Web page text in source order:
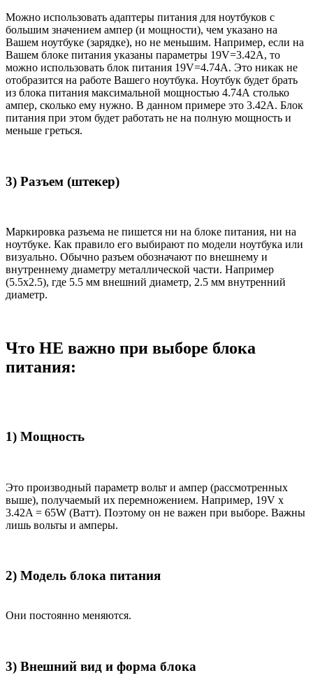
Можно использовать адаптеры питания для ноутбуков с
большим значением ампер (и мощности), чем указано на
Вашем ноутбуке (зарядке), но не меньшим. Например, если на
Вашем блоке питания указаны параметры 19V=3.42A, то
можно использовать блок питания 19V=4.74A. Это никак не
отобразится на работе Вашего ноутбука. Ноутбук будет брать
из блока питания максимальной мощностью 4.74А столько
ампер, сколько ему нужно. В данном примере это 3.42А. Блок
питания при этом будет работать не на полную мощность и
меньше греться.
3) Разъем (штекер)
Маркировка разъема не пишется ни на блоке питания, ни на
ноутбуке. Как правило его выбирают по модели ноутбука или
визуально. Обычно разъем обозначают по внешнему и
внутреннему диаметру металлической части. Например
(5.5x2.5), где 5.5 мм внешний диаметр, 2.5 мм внутренний
диаметр.
Что НЕ важно при выборе блока
питания:
1) Мощность
Это производный параметр вольт и ампер (рассмотренных
выше), получаемый их перемножением. Например, 19V x
3.42A = 65W (Ватт). Поэтому он не важен при выборе. Важны
лишь вольты и амперы.
2) Модель блока питания
Они постоянно меняются.
3) Внешний вид и форма блока